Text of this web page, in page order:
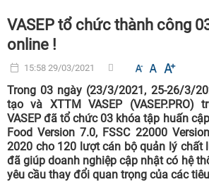
VASEP tổ chức thành công
online !
15:58 29/03/2021
Trong 03 ngày (23/3/2021, 25-26/3/
tạo và XTTM VASEP (VASEP.PRO)
VASEP đã tổ chức 03 khóa tập huấn
Food Version 7.0, FSSC 22000
2020 cho 120 lượt cán bộ quản lý chất
đã giúp doanh nghiệp cập nhật có hệ
yêu cầu thay đổi quan trọng của các